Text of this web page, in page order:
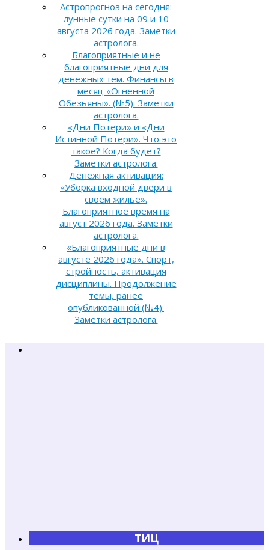
Астропрогноз на сегодня:
лунные сутки на 09 и 10
августа 2026 года. Заметки
астролога.
Благоприятные и не
благоприятные дни для
денежных тем. Финансы в
месяц «Огненной
Обезьяны». (№5). Заметки
астролога.
«Дни Потери» и «Дни
Истинной Потери». Что это
такое? Когда будет?
Заметки астролога.
Денежная активация:
«Уборка входной двери в
своем жилье».
Благоприятное время на
август 2026 года. Заметки
астролога.
«Благоприятные дни в
августе 2026 года». Спорт,
стройность, активация
дисциплины. Продолжение
темы, ранее
опубликованной (№4).
Заметки астролога.
ТИЦ